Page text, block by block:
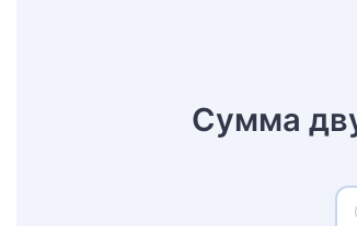
Сумма